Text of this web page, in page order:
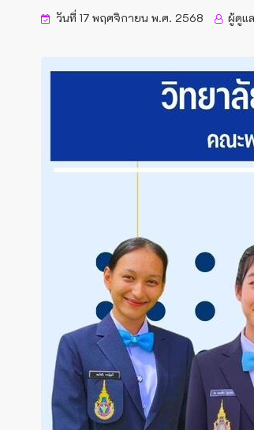
วันที่ 17 พฤศจิกายน พ.ศ. 2568 ผู้ดูแ